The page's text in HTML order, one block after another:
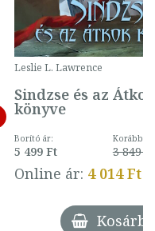
Leslie L. Lawrence
Sindzse és az Átkok
könyve
Borító ár:
5 499 Ft
Korábbi
3 849 Ft
Online ár: 4 014 Ft
Kosárba